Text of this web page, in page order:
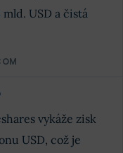
USD a čistá
vykáže zisk
USD, což je